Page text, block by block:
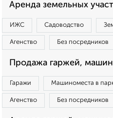
Аренда земельных
ИЖС Садоводство
Агенство Без посредников
Продажа гаржей,
Гаражи Машиноместа в
Агенство Без посредников